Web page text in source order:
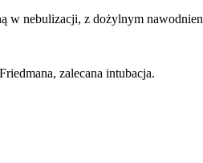
w nebulizacji, z dożylnym
zalecana intubacja.